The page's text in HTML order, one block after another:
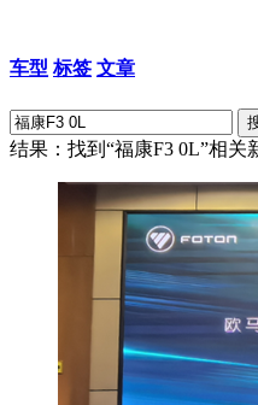
车型 标签 文章
结果：找到“福康F3 0L”相关